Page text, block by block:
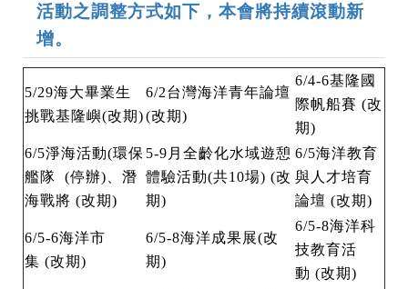
活動之調整方式如下，本會將持續滾動新
增。
5/29海大畢業生
挑戰基隆嶼(改期)
6/2台灣海洋青年論壇
(改期)
6/4-6基隆國
際帆船賽 (改
期)
6/5淨海活動(環保
艦隊 (停辦)、潛
海戰將 (改期)
5-9月全齡化水域遊憩
體驗活動(共10場) (改
期)
6/5海洋教育
與人才培育
論壇 (改期)
6/5-6海洋市
集 (改期)
6/5-8海洋成果展(改
期)
6/5-8海洋科
技教育活
動 (改期)